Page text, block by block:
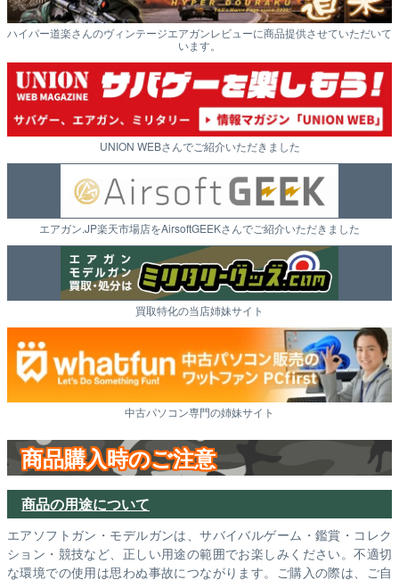
ハイパー道楽さんのヴィンテージエアガンレビューに商品提供させていただいて
います。
UNION WEBさんでご紹介いただきました
エアガン.JP楽天市場店をAirsoftGEEKさんでご紹介いただきました
買取特化の当店姉妹サイト
中古パソコン専門の姉妹サイト
商品購入時のご注意
商品の用途について
エアソフトガン・モデルガンは、サバイバルゲーム・鑑賞・コレク
ション・競技など、正しい用途の範囲でお楽しみください。不適切
な環境での使用は思わぬ事故につながります。ご購入の際は、ご自